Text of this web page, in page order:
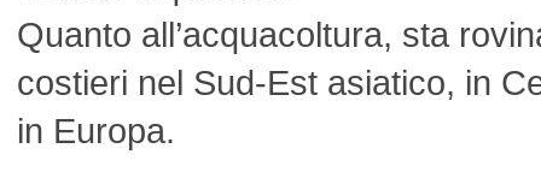
Quanto all’acquacoltura, sta
costieri nel Sud-Est asiatico, in
in Europa.